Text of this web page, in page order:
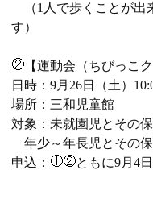
（1人で歩くことが出
す）
【運動会（ちびっこ
日時：9月26日（土）
場所：三和児童館
対象：未就園児とその
年少～年長児とその
申込：
ともに9月4